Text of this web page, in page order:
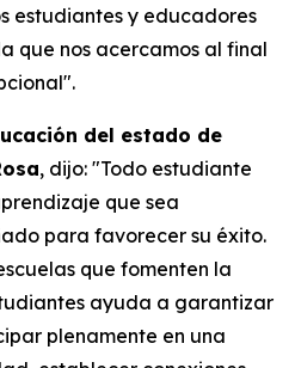
estudiantes y educadores
que nos acercamos al final
del estado de
, dijo: "Todo estudiante
que sea
para favorecer su éxito.
que fomenten la
ayuda a garantizar
plenamente en una